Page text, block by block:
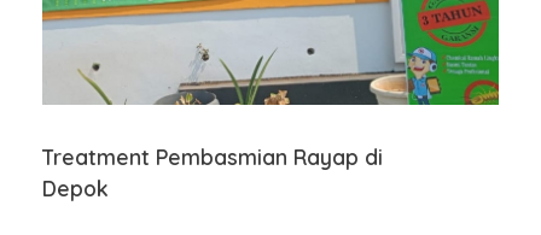
Treatment Pembasmian Rayap di
Depok